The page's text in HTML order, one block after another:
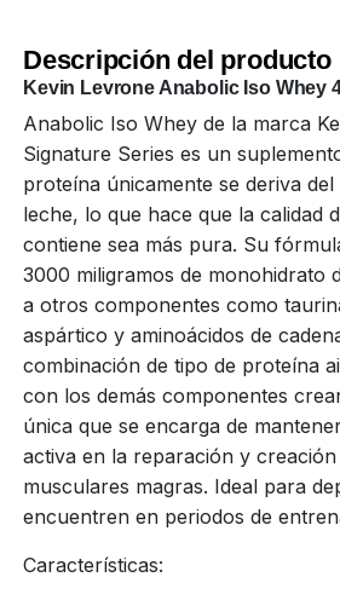
Descripción del producto
Kevin Levrone Anabolic Iso Whey
Anabolic Iso Whey de la marca
Signature Series es un
proteína únicamente se deriva
leche, lo que hace que la calidad
contiene sea más pura. Su
3000 miligramos de monohidrato
a otros componentes como
aspártico y aminoácidos de
combinación de tipo de proteína
con los demás componentes
única que se encarga de
activa en la reparación y
musculares magras. Ideal para
encuentren en periodos de
Características: